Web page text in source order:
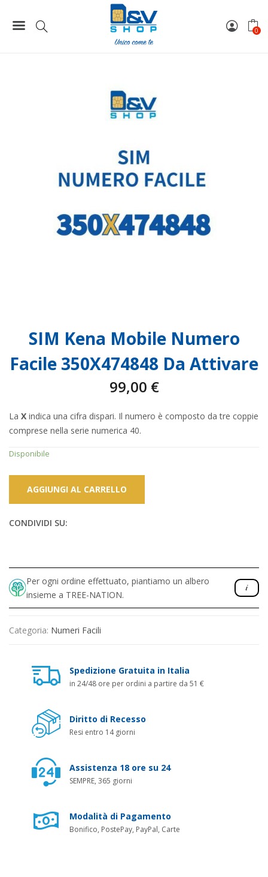
0
SIM Kena Mobile Numero Facile 350X474848 Da Attivare
SIM Kena Mobile Numero
Facile 350X474848 Da Attivare
99,00 €
La X indica una cifra dispari. Il numero è composto da tre coppie
comprese nella serie numerica 40.
Disponibile
AGGIUNGI AL CARRELLO
CONDIVIDI SU:
Per ogni ordine effettuato, piantiamo un albero
insieme a TREE-NATION.
Categoria: Numeri Facili
Spedizione Gratuita in Italia
in 24/48 ore per ordini a partire da 51 €
Diritto di Recesso
Resi entro 14 giorni
Assistenza 18 ore su 24
SEMPRE, 365 giorni
Modalità di Pagamento
Bonifico, PostePay, PayPal, Carte